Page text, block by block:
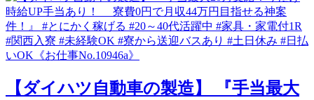
【ダイハツ自動車の製造】 『手当最大